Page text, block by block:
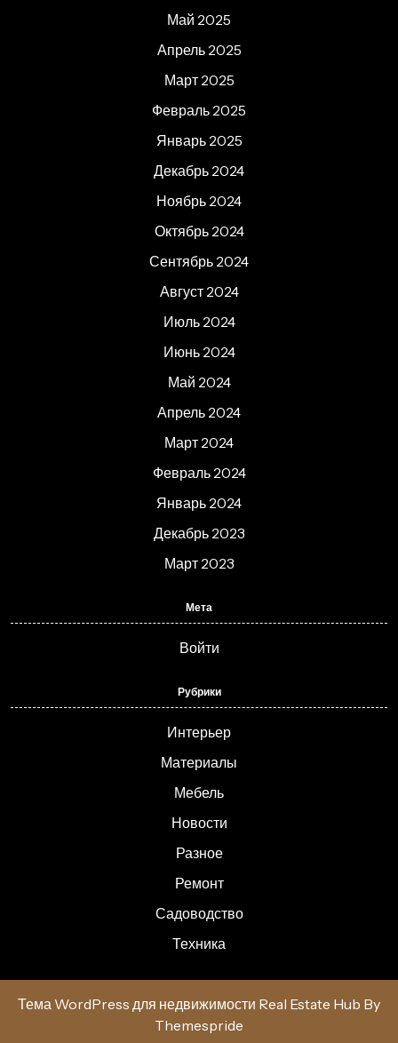
Май 2025
Апрель 2025
Март 2025
Февраль 2025
Январь 2025
Декабрь 2024
Ноябрь 2024
Октябрь 2024
Сентябрь 2024
Август 2024
Июль 2024
Июнь 2024
Май 2024
Апрель 2024
Март 2024
Февраль 2024
Январь 2024
Декабрь 2023
Март 2023
Мета
Войти
Рубрики
Интерьер
Материалы
Мебель
Новости
Разное
Ремонт
Садоводство
Техника
Тема WordPress для недвижимости Real Estate Hub By
Themespride